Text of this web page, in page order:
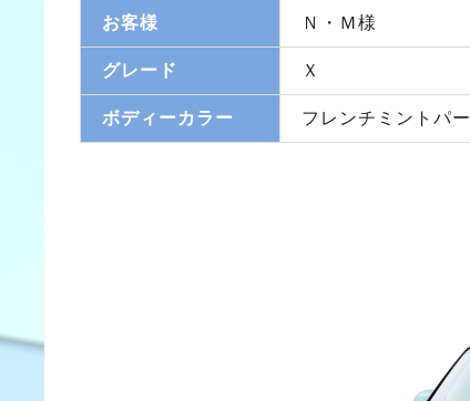
お客様 Ｎ・Ｍ様
グレード Ｘ
ボディーカラー フレンチミントパ